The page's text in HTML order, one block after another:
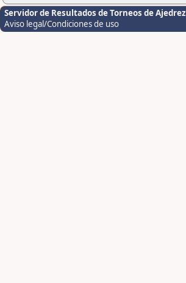
Servidor de Resultados de Torneos de Ajedrez
Aviso legal/Condiciones de uso